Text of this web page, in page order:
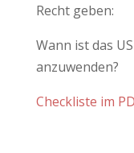
Recht geben:
Wann ist das
anzuwenden?
Checkliste im